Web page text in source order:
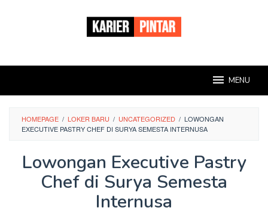
MENU
HOMEPAGE / LOKER BARU / UNCATEGORIZED / LOWONGAN
EXECUTIVE PASTRY CHEF DI SURYA SEMESTA INTERNUSA
Lowongan Executive Pastry
Chef di Surya Semesta
Internusa